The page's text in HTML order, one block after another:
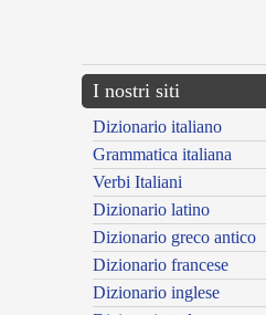
I nostri siti
Dizionario italiano
Grammatica italiana
Verbi Italiani
Dizionario latino
Dizionario greco antico
Dizionario francese
Dizionario inglese